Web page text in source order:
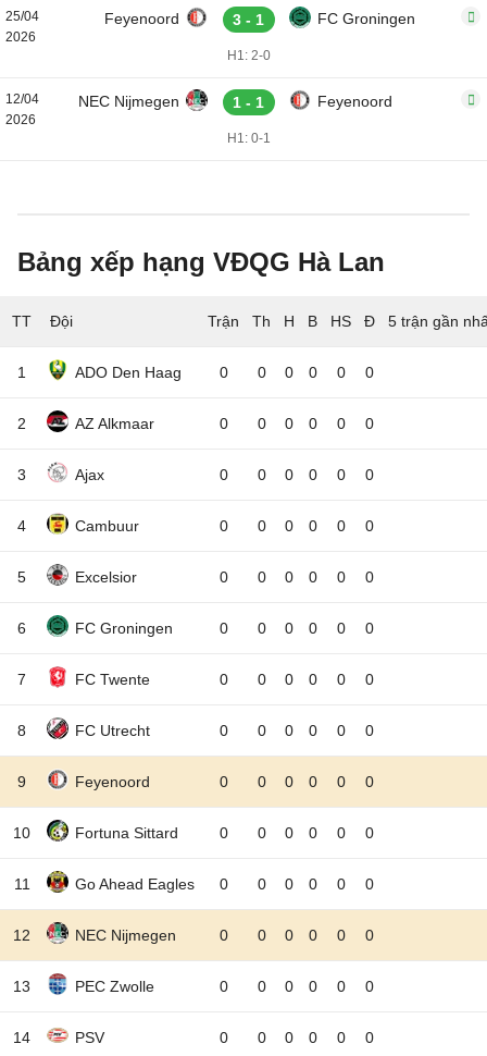
25/04
2026
Feyenoord 3 - 1 FC Groningen
H1: 2-0
12/04
2026
NEC Nijmegen 1 - 1 Feyenoord
H1: 0-1
Bảng xếp hạng VĐQG Hà Lan
TT Đội 5 trận gần
1 ADO Den Haag 0 0 0 0 0 0
2 AZ Alkmaar 0 0 0 0 0 0
3 Ajax 0 0 0 0 0 0
4 Cambuur 0 0 0 0 0 0
5 Excelsior 0 0 0 0 0 0
6 FC Groningen 0 0 0 0 0 0
7 FC Twente 0 0 0 0 0 0
8 FC Utrecht 0 0 0 0 0 0
9 Feyenoord 0 0 0 0 0 0
10 Fortuna Sittard 0 0 0 0 0 0
11 Go Ahead Eagles 0 0 0 0 0 0
12 NEC Nijmegen 0 0 0 0 0 0
13 PEC Zwolle 0 0 0 0 0 0
14 PSV 0 0 0 0 0 0